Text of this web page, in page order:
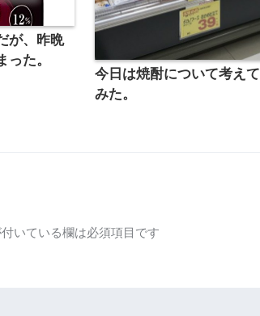
が、昨晩
った。
今日は焼酎について考えて
みた。
付いている欄は必須項目です